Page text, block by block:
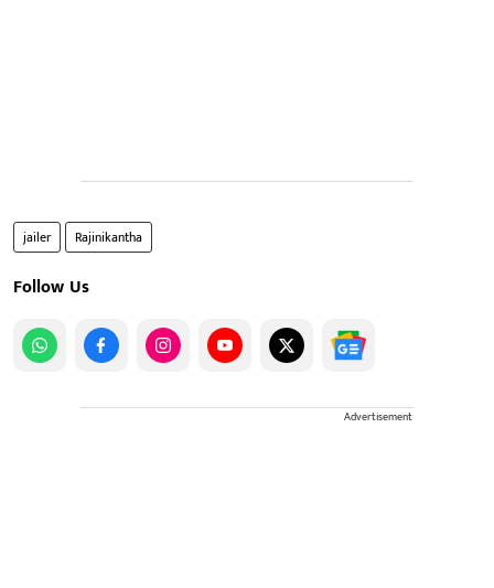
jailer Rajinikantha
Follow Us
Advertisement